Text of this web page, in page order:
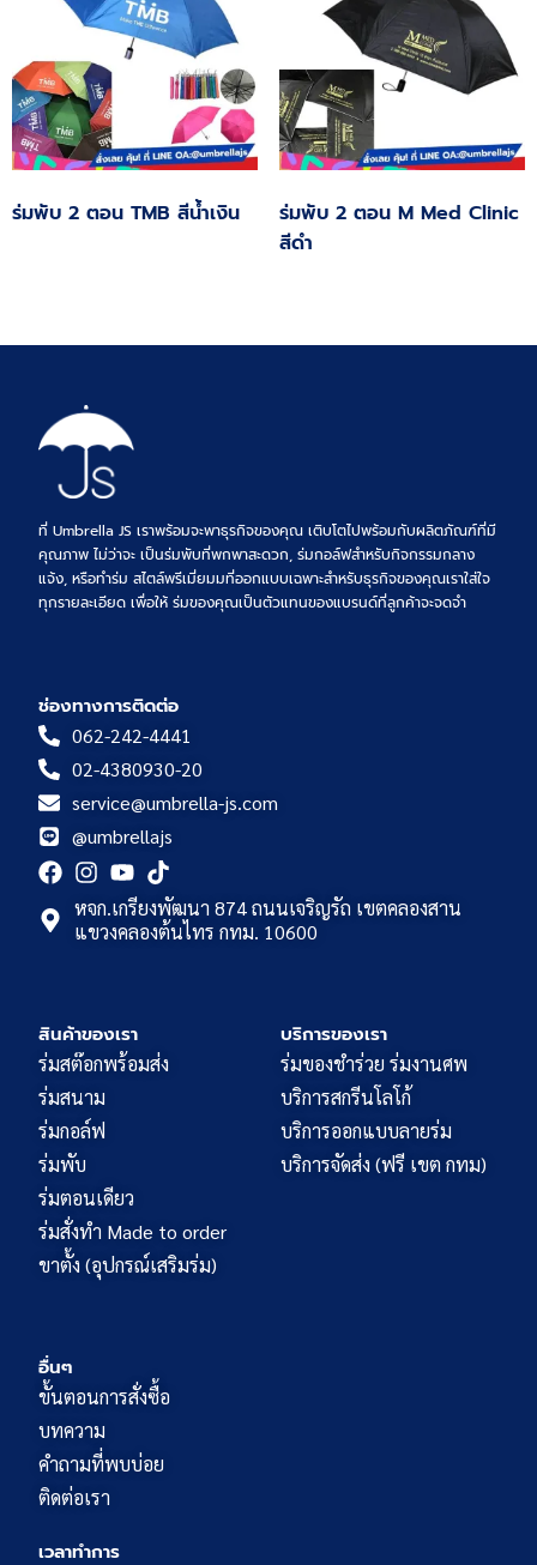
ร่มพับ 2 ตอน TMB สีน้ำเงิน
ร่มพับ 2 ตอน M Med Clinic
สีดำ
ที่ Umbrella JS เราพร้อมจะพาธุรกิจของคุณ เติบโตไปพร้อมกับผลิตภัณฑ์ที่มี
คุณภาพ ไม่ว่าจะ เป็นร่มพับที่พกพาสะดวก, ร่มกอล์ฟสำหรับกิจกรรมกลาง
แจ้ง, หรือทำร่ม สไตล์พรีเมี่ยมมที่ออกแบบเฉพาะสำหรับธุรกิจของคุณเราใส่ใจ
ทุกรายละเอียด เพื่อให้ ร่มของคุณเป็นตัวแทนของแบรนด์ที่ลูกค้าจะจดจำ
สินค้าของเรา
ร่มสต๊อกพร้อมส่ง
ร่มสนาม
ร่มกอล์ฟ
ร่มพับ
ร่มตอนเดียว
ร่มสั่งทำ Made to order
ขาตั้ง (อุปกรณ์เสริมร่ม)
บริการของเรา
ร่มของชำร่วย ร่มงานศพ
บริการสกรีนโลโก้
บริการออกแบบลายร่ม
บริการจัดส่ง (ฟรี เขต กทม)
อื่นๆ
ขั้นตอนการสั่งซื้อ
บทความ
คำถามที่พบบ่อย
ติดต่อเรา
เวลาทำการ
ช่องทางการติดต่อ
062-242-4441
02-4380930-20
service@umbrella-js.com
@umbrellajs
หจก.เกรียงพัฒนา 874 ถนนเจริญรัถ เขตคลองสาน
แขวงคลองต้นไทร กทม. 10600